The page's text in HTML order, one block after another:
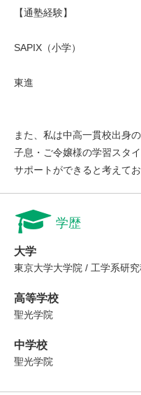
【通塾経験】
SAPIX（小学）
東進
また、私は中高一貫校出身
子息・ご令嬢様の学習スタ
サポートができると考えてお
学歴
大学
東京大学大学院 / 工学系研
高等学校
聖光学院
中学校
聖光学院